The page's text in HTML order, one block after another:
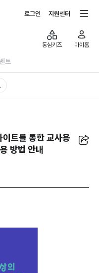
로그인 지원센터
트
동심키즈 마이홈
이트를 통한 교사용
방법 안내